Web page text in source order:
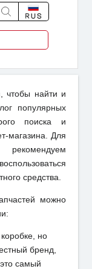
чтобы найти и
популярных
поиска и
магазина. Для
средства.
можно
но
бренд,
самый